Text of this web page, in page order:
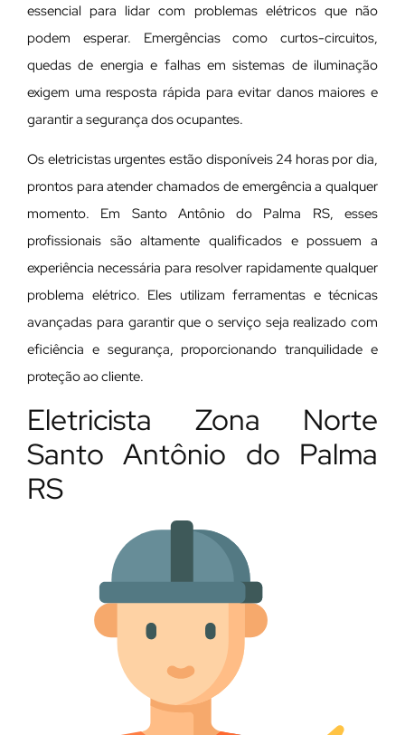
essencial para lidar com problemas elétricos que não
podem esperar. Emergências como curtos-circuitos,
quedas de energia e falhas em sistemas de iluminação
exigem uma resposta rápida para evitar danos maiores e
garantir a segurança dos ocupantes.
Os eletricistas urgentes estão disponíveis 24 horas por dia,
prontos para atender chamados de emergência a qualquer
momento. Em Santo Antônio do Palma RS, esses
profissionais são altamente qualificados e possuem a
experiência necessária para resolver rapidamente qualquer
problema elétrico. Eles utilizam ferramentas e técnicas
avançadas para garantir que o serviço seja realizado com
eficiência e segurança, proporcionando tranquilidade e
proteção ao cliente.
Eletricista Zona Norte
Santo Antônio do Palma
RS